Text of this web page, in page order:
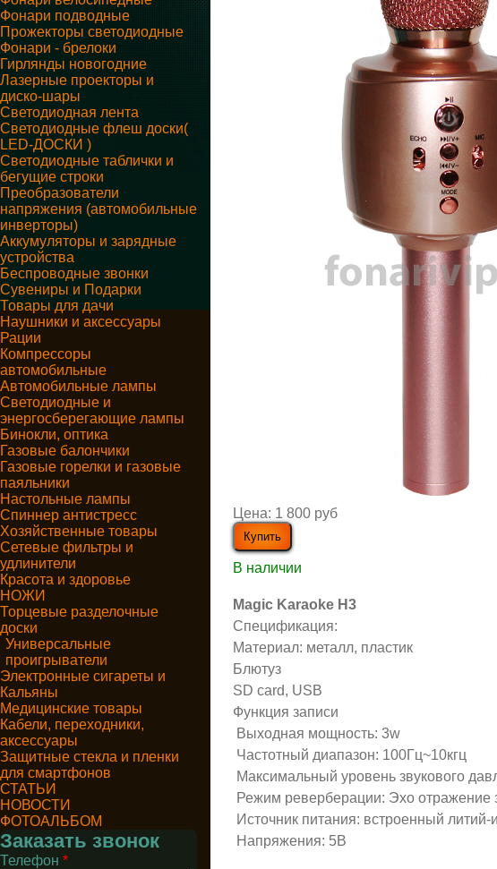
Фонари подводные
Прожекторы светодиодные
Фонари - брелоки
Гирлянды новогодние
Лазерные проекторы и
диско-шары
Светодиодная лента
Светодиодные флеш доски(
LED-ДОСКИ )
Светодиодные таблички и
бегущие строки
Преобразователи
напряжения (автомобильные
инверторы)
Аккумуляторы и зарядные
устройства
Беспроводные звонки
Сувениры и Подарки
Товары для дачи
Наушники и аксессуары
Рации
Компрессоры
автомобильные
Автомобильные лампы
Светодиодные и
энергосберегающие лампы
Бинокли, оптика
Газовые балончики
Газовые горелки и газовые
паяльники
Настольные лампы
Спиннер антистресс
Хозяйственные товары
Сетевые фильтры и
удлинители
Красота и здоровье
НОЖИ
Торцевые разделочные
доски
Универсальные
проигрыватели
Электронные сигареты и
Кальяны
Медицинские товары
Кабели, переходники,
аксессуары
Защитные стекла и пленки
для смартфонов
СТАТЬИ
НОВОСТИ
ФОТОАЛЬБОМ
Заказать звонок
Телефон *
Цена: 1 800 руб
В наличии
Magic Karaoke H3
Спецификация:
Материал: металл, пластик
Блютуз
SD card, USB
Функция записи
Выходная мощность: 3w
Частотный диапазон: 100Гц~10кгц
Максимальный уровень звукового
Режим реверберации: Эхо отражение
Источник питания: встроенный
Напряжения: 5В